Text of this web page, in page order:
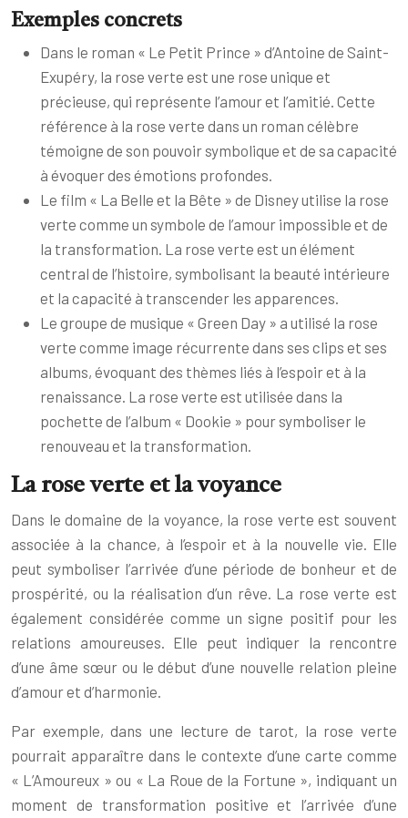
Exemples concrets
Dans le roman « Le Petit Prince » d’Antoine de Saint-
Exupéry, la rose verte est une rose unique et
précieuse, qui représente l’amour et l’amitié. Cette
référence à la rose verte dans un roman célèbre
témoigne de son pouvoir symbolique et de sa capacité
à évoquer des émotions profondes.
Le film « La Belle et la Bête » de Disney utilise la rose
verte comme un symbole de l’amour impossible et de
la transformation. La rose verte est un élément
central de l’histoire, symbolisant la beauté intérieure
et la capacité à transcender les apparences.
Le groupe de musique « Green Day » a utilisé la rose
verte comme image récurrente dans ses clips et ses
albums, évoquant des thèmes liés à l’espoir et à la
renaissance. La rose verte est utilisée dans la
pochette de l’album « Dookie » pour symboliser le
renouveau et la transformation.
La rose verte et la voyance
Dans le domaine de la voyance, la rose verte est souvent
associée à la chance, à l’espoir et à la nouvelle vie. Elle
peut symboliser l’arrivée d’une période de bonheur et de
prospérité, ou la réalisation d’un rêve. La rose verte est
également considérée comme un signe positif pour les
relations amoureuses. Elle peut indiquer la rencontre
d’une âme sœur ou le début d’une nouvelle relation pleine
d’amour et d’harmonie.
Par exemple, dans une lecture de tarot, la rose verte
pourrait apparaître dans le contexte d’une carte comme
« L’Amoureux » ou « La Roue de la Fortune », indiquant un
moment de transformation positive et l’arrivée d’une